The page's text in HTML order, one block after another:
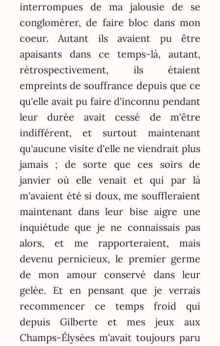
interrompues de ma jalousie de se
conglomérer, de faire bloc dans mon
coeur. Autant ils avaient pu être
apaisants dans ce temps-là, autant,
rétrospectivement, ils étaient
empreints de souffrance depuis que ce
qu'elle avait pu faire d'inconnu pendant
leur durée avait cessé de m'être
indifférent, et surtout maintenant
qu'aucune visite d'elle ne viendrait plus
jamais ; de sorte que ces soirs de
janvier où elle venait et qui par là
m'avaient été si doux, me souffleraient
maintenant dans leur bise aigre une
inquiétude que je ne connaissais pas
alors, et me rapporteraient, mais
devenu pernicieux, le premier germe
de mon amour conservé dans leur
gelée. Et en pensant que je verrais
recommencer ce temps froid qui
depuis Gilberte et mes jeux aux
Champs-Élysées m'avait toujours paru